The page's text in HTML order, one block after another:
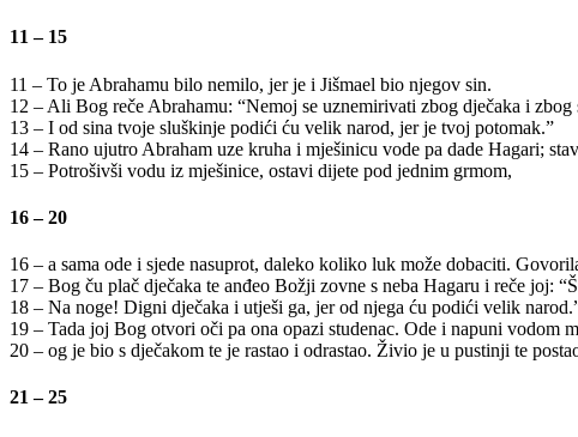
11 – 15
11 – To je Abrahamu bilo nemilo, jer je i Jišmael bio njegov sin.
12 – Ali Bog reče Abrahamu: “Nemoj se uznemirivati zbog dječaka i
13 – I od sina tvoje sluškinje podići ću velik narod, jer je tvoj potomak.”
14 – Rano ujutro Abraham uze kruha i mješinicu vode pa dade Hagari;
15 – Potrošivši vodu iz mješinice, ostavi dijete pod jednim grmom,
16 – 20
16 – a sama ode i sjede nasuprot, daleko koliko luk može dobaciti.
17 – Bog ču plač dječaka te anđeo Božji zovne s neba Hagaru i reče joj:
18 – Na noge! Digni dječaka i utješi ga, jer od njega ću podići velik
19 – Tada joj Bog otvori oči pa ona opazi studenac. Ode i napuni vodom
20 – og je bio s dječakom te je rastao i odrastao. Živio je u pustinji te
21 – 25